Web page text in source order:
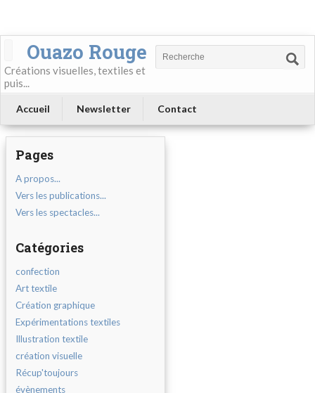
Ouazo Rouge
Créations visuelles, textiles et
puis...
Accueil Newsletter Contact
Pages
A propos...
Vers les publications...
Vers les spectacles...
Catégories
confection
Art textile
Création graphique
Expérimentations textiles
Illustration textile
création visuelle
Récup'toujours
évènements